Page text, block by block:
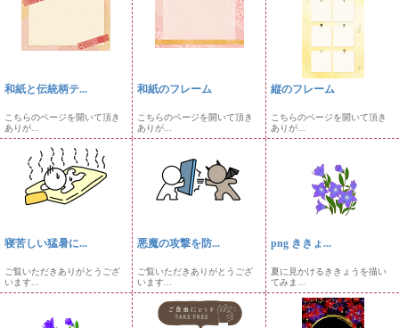
和紙と伝統柄テ...
こちらのページを開いて頂き
ありが...
和紙のフレーム
こちらのページを開いて頂き
ありが...
縦のフレーム
こちらのページを開いて頂き
ありが...
寝苦しい猛暑に...
ご覧いただきありがとうござ
います...
悪魔の攻撃を防...
ご覧いただきありがとうござ
います...
png ききょ...
夏に見かけるききょうを描い
てみま...